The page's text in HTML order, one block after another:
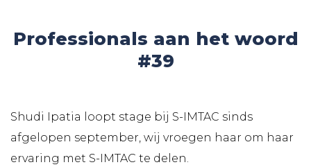
Professionals aan het woord
#39
Shudi Ipatia loopt stage bij S-IMTAC sinds
afgelopen september, wij vroegen haar om haar
ervaring met S-IMTAC te delen.